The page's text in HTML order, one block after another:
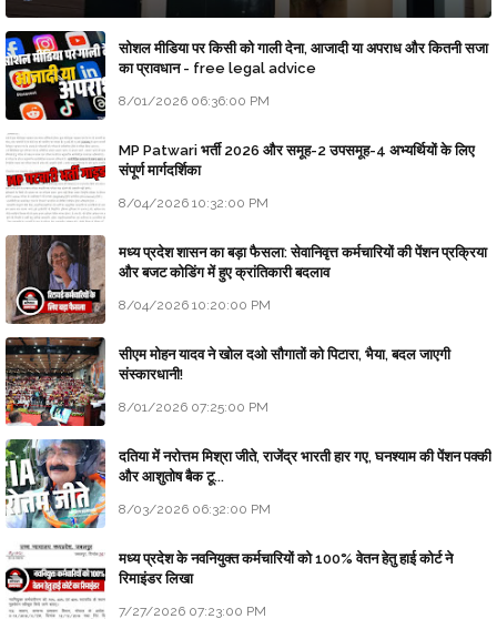
सोशल मीडिया पर किसी को गाली देना, आजादी या अपराध और कितनी सजा
का प्रावधान - free legal advice
8/01/2026 06:36:00 PM
MP Patwari भर्ती 2026 और समूह-2 उपसमूह-4 अभ्यर्थियों के लिए
संपूर्ण मार्गदर्शिका
8/04/2026 10:32:00 PM
मध्य प्रदेश शासन का बड़ा फैसला: सेवानिवृत्त कर्मचारियों की पेंशन प्रक्रिया
और बजट कोडिंग में हुए क्रांतिकारी बदलाव
8/04/2026 10:20:00 PM
सीएम मोहन यादव ने खोल दओ सौगातों को पिटारा, भैया, बदल जाएगी
संस्कारधानी!
8/01/2026 07:25:00 PM
दतिया में नरोत्तम मिश्रा जीते, राजेंद्र भारती हार गए, घनश्याम की पेंशन पक्की
और आशुतोष बैक टू...
8/03/2026 06:32:00 PM
मध्य प्रदेश के नवनियुक्त कर्मचारियों को 100% वेतन हेतु हाई कोर्ट ने
रिमाइंडर लिखा
7/27/2026 07:23:00 PM